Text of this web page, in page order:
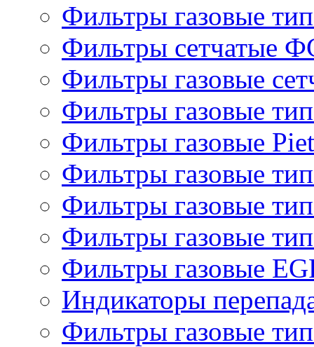
Фильтры газовые
Фильтры сетчатые
Фильтры газовые
Фильтры газовые
Фильтры газовые
Фильтры газовые
Фильтры газовые
Фильтры газовые
Фильтры газовые
Индикаторы
Фильтры газовые